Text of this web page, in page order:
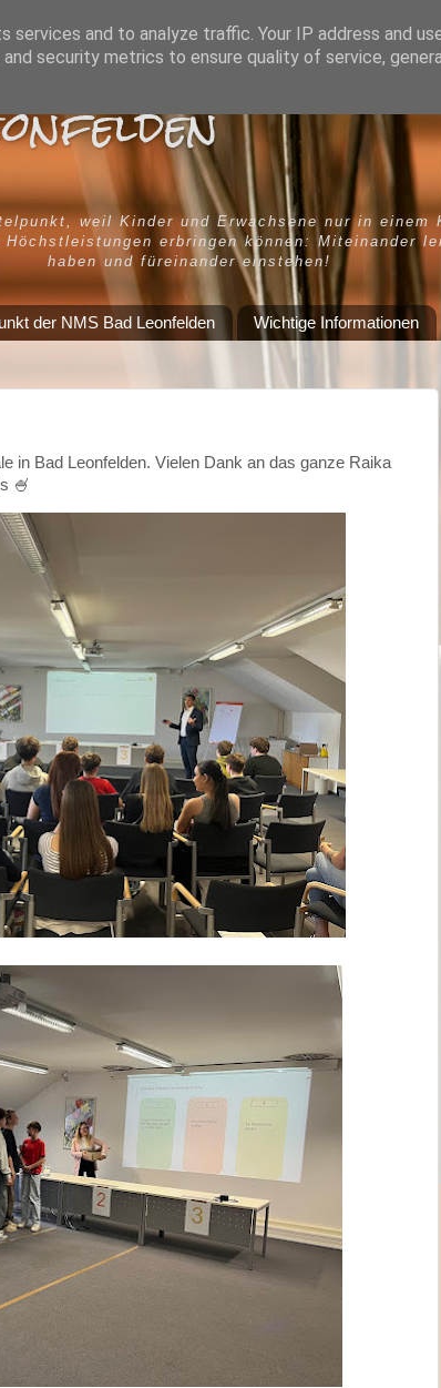
weil Kinder und Erwachsene nur in einem
erbringen können: Miteinander
haben und füreinander einstehen!
der NMS Bad Leonfelden Wichtige Informationen
in Bad Leonfelden. Vielen Dank an das ganze Raika
🍧
and to analyze traffic. Your IP address and
security metrics to ensure quality of service,